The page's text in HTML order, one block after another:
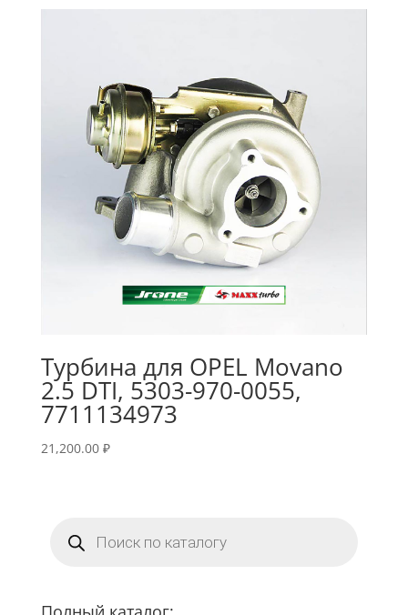
Турбина для OPEL Movano
2.5 DTI, 5303-970-0055,
7711134973
21,200.00 ₽
товаров